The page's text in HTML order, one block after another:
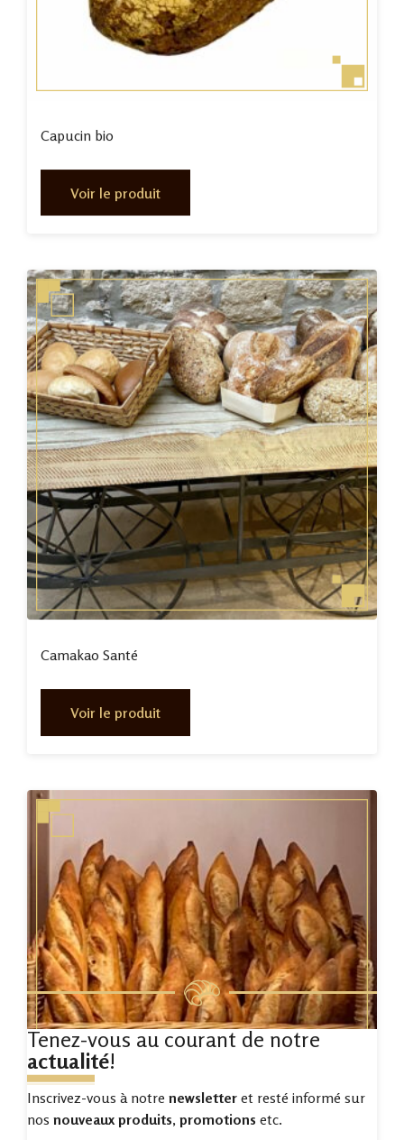
Capucin bio
Voir le produit
Camakao Santé
Voir le produit
Tenez-vous au courant de notre
actualité!
Inscrivez-vous à notre newsletter et resté informé sur
nos nouveaux produits, promotions etc.